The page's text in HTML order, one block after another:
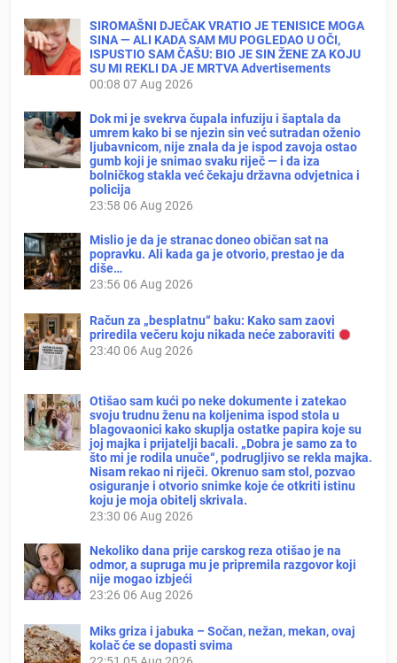
SIROMAŠNI DJEČAK VRATIO JE TENISICE MOGA
SINA — ALI KADA SAM MU POGLEDAO U OČI,
ISPUSTIO SAM ČAŠU: BIO JE SIN ŽENE ZA KOJU
SU MI REKLI DA JE MRTVA Advertisements
00:08 07 Aug 2026
Dok mi je svekrva čupala infuziju i šaptala da
umrem kako bi se njezin sin već sutradan oženio
ljubavnicom, nije znala da je ispod zavoja ostao
gumb koji je snimao svaku riječ — i da iza
bolničkog stakla već čekaju državna odvjetnica i
policija
23:58 06 Aug 2026
Mislio je da je stranac doneo običan sat na
popravku. Ali kada ga je otvorio, prestao je da
diše…
23:56 06 Aug 2026
Račun za „besplatnu“ baku: Kako sam zaovi
priredila večeru koju nikada neće zaboraviti
23:40 06 Aug 2026
Otišao sam kući po neke dokumente i zatekao
svoju trudnu ženu na koljenima ispod stola u
blagovaonici kako skuplja ostatke papira koje su
joj majka i prijatelji bacali. „Dobra je samo za to
što mi je rodila unuče“, podrugljivo se rekla majka.
Nisam rekao ni riječi. Okrenuo sam stol, pozvao
osiguranje i otvorio snimke koje će otkriti istinu
koju je moja obitelj skrivala.
23:30 06 Aug 2026
Nekoliko dana prije carskog reza otišao je na
odmor, a supruga mu je pripremila razgovor koji
nije mogao izbjeći
23:26 06 Aug 2026
Miks griza i jabuka – Sočan, nežan, mekan, ovaj
kolač će se dopasti svima